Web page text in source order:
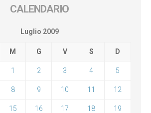
CALENDARIO
Luglio 2009
M G V S D
1 2 3 4 5
8 9 10 11 12
15 16 17 18 19